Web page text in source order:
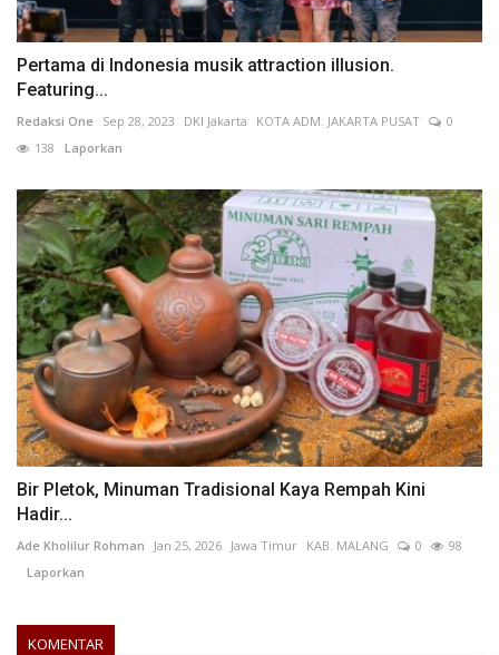
Pertama di Indonesia musik attraction illusion.
Featuring...
Redaksi One Sep 28, 2023 DKI Jakarta KOTA ADM. JAKARTA PUSAT
0
138 Laporkan
Bir Pletok, Minuman Tradisional Kaya Rempah Kini
Hadir...
Ade Kholilur Rohman Jan 25, 2026 Jawa Timur KAB. MALANG 0
98
Laporkan
KOMENTAR